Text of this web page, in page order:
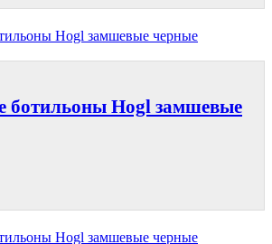
ботильоны Hogl замшевые